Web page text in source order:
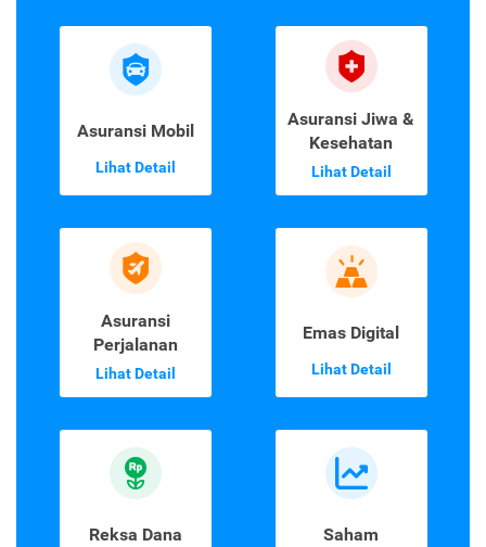
Asuransi Mobil
Lihat Detail
Asuransi Jiwa &
Kesehatan
Lihat Detail
Asuransi
Perjalanan
Lihat Detail
Emas Digital
Lihat Detail
Reksa Dana Saham